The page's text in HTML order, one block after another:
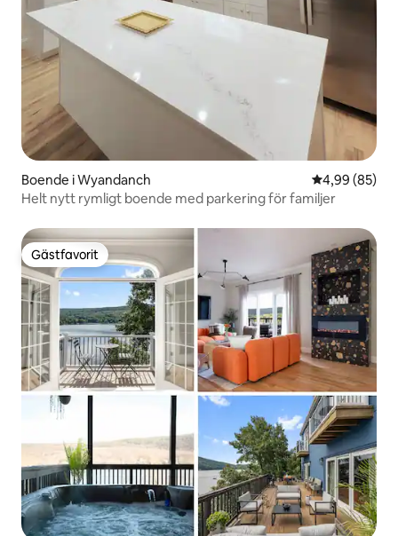
Boende i Wyandanch 4,99 av 5 i
4,99 (85)
Helt nytt rymligt boende med parkering för familjer
Gästfavorit
Gästfavorit